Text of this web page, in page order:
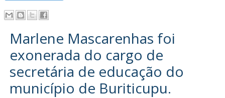
Marlene Mascarenhas foi
exonerada do cargo de
secretária de educação do
município de Buriticupu.